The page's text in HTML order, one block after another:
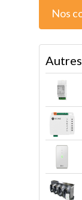
Nos